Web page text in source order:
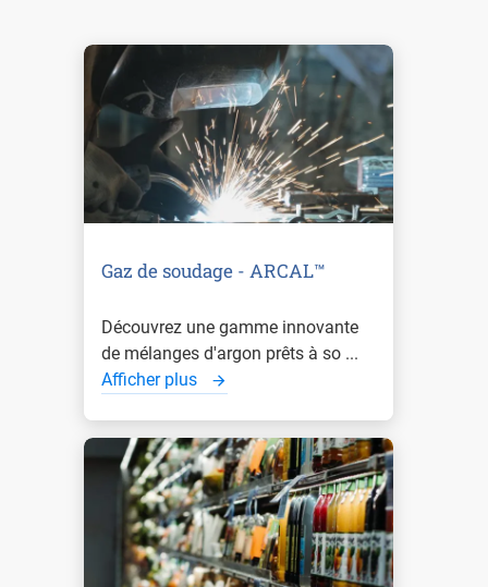
Gaz de soudage - ARCAL™
Découvrez une gamme innovante
de mélanges d'argon prêts à so ...
Afficher plus